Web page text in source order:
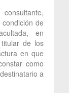
de
en
de los
en que
como
a